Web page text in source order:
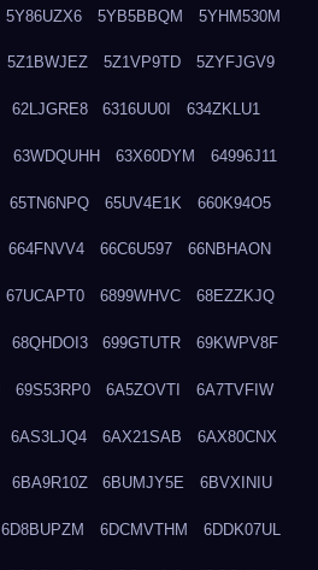
5Y86UZX6 5YB5BBQM 5YHM530M
5Z1BWJEZ 5Z1VP9TD 5ZYFJGV9
62LJGRE8 6316UU0I 634ZKLU1
63WDQUHH 63X60DYM 64996J11
65TN6NPQ 65UV4E1K 660K94O5
664FNVV4 66C6U597 66NBHAON
67UCAPT0 6899WHVC 68EZZKJQ
68QHDOI3 699GTUTR 69KWPV8F
69S53RP0 6A5ZOVTI 6A7TVFIW
6AS3LJQ4 6AX21SAB 6AX80CNX
6BA9R10Z 6BUMJY5E 6BVXINIU
6D8BUPZM 6DCMVTHM 6DDK07UL